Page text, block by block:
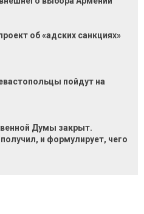
об «адских санкциях»
пойдут на
Думы закрыт.
и формулирует, чего